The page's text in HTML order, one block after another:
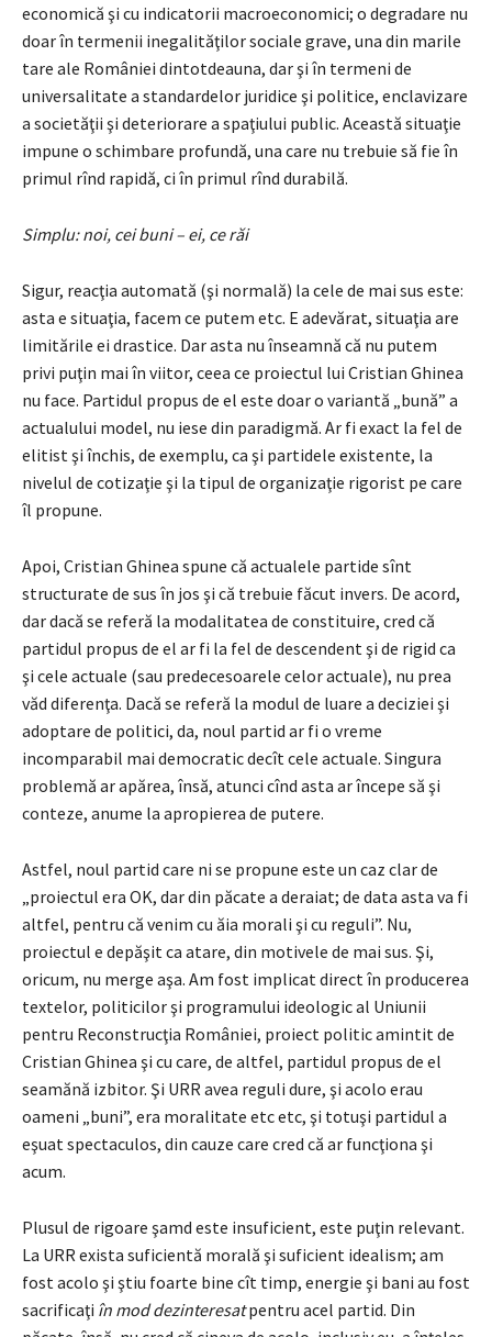
economică şi cu indicatorii macroeconomici; o degradare nu
doar în termenii inegalităţilor sociale grave, una din marile
tare ale României dintotdeauna, dar şi în termeni de
universalitate a standardelor juridice şi politice, enclavizare
a societăţii şi deteriorare a spaţiului public. Această situaţie
impune o schimbare profundă, una care nu trebuie să fie în
primul rînd rapidă, ci în primul rînd durabilă.
Simplu: noi, cei buni – ei, ce răi
Sigur, reacţia automată (şi normală) la cele de mai sus este:
asta e situaţia, facem ce putem etc. E adevărat, situaţia are
limitările ei drastice. Dar asta nu înseamnă că nu putem
privi puţin mai în viitor, ceea ce proiectul lui Cristian Ghinea
nu face. Partidul propus de el este doar o variantă „bună” a
actualului model, nu iese din paradigmă. Ar fi exact la fel de
elitist şi închis, de exemplu, ca şi partidele existente, la
nivelul de cotizaţie şi la tipul de organizaţie rigorist pe care
îl propune.
Apoi, Cristian Ghinea spune că actualele partide sînt
structurate de sus în jos şi că trebuie făcut invers. De acord,
dar dacă se referă la modalitatea de constituire, cred că
partidul propus de el ar fi la fel de descendent şi de rigid ca
şi cele actuale (sau predecesoarele celor actuale), nu prea
văd diferenţa. Dacă se referă la modul de luare a deciziei şi
adoptare de politici, da, noul partid ar fi o vreme
incomparabil mai democratic decît cele actuale. Singura
problemă ar apărea, însă, atunci cînd asta ar începe să şi
conteze, anume la apropierea de putere.
Astfel, noul partid care ni se propune este un caz clar de
„proiectul era OK, dar din păcate a deraiat; de data asta va fi
altfel, pentru că venim cu ăia morali şi cu reguli”. Nu,
proiectul e depăşit ca atare, din motivele de mai sus. Şi,
oricum, nu merge aşa. Am fost implicat direct în producerea
textelor, politicilor şi programului ideologic al Uniunii
pentru Reconstrucţia României, proiect politic amintit de
Cristian Ghinea şi cu care, de altfel, partidul propus de el
seamănă izbitor. Şi URR avea reguli dure, şi acolo erau
oameni „buni”, era moralitate etc etc, şi totuşi partidul a
eşuat spectaculos, din cauze care cred că ar funcţiona şi
acum.
Plusul de rigoare şamd este insuficient, este puţin relevant.
La URR exista suficientă morală şi suficient idealism; am
fost acolo şi ştiu foarte bine cît timp, energie şi bani au fost
sacrificaţi în mod dezinteresatpentru acel partid. Din